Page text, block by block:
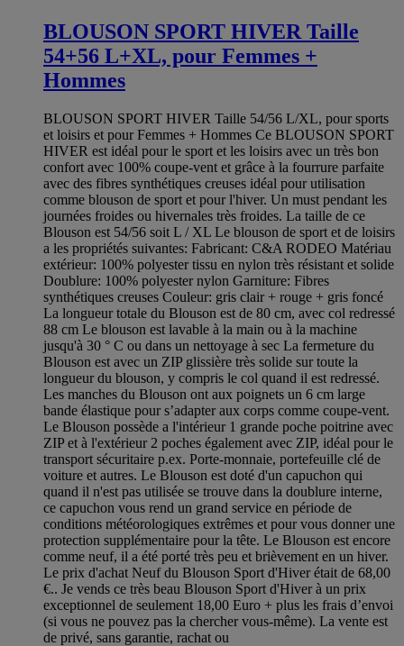
BLOUSON SPORT HIVER Taille
54+56 L+XL, pour Femmes +
Hommes
BLOUSON SPORT HIVER Taille 54/56 L/XL, pour sports
et loisirs et pour Femmes + Hommes Ce BLOUSON SPORT
HIVER est idéal pour le sport et les loisirs avec un très bon
confort avec 100% coupe-vent et grâce à la fourrure parfaite
avec des fibres synthétiques creuses idéal pour utilisation
comme blouson de sport et pour l'hiver. Un must pendant les
journées froides ou hivernales très froides. La taille de ce
Blouson est 54/56 soit L / XL Le blouson de sport et de loisirs
a les propriétés suivantes: Fabricant: C&A RODEO Matériau
extérieur: 100% polyester tissu en nylon très résistant et solide
Doublure: 100% polyester nylon Garniture: Fibres
synthétiques creuses Couleur: gris clair + rouge + gris foncé
La longueur totale du Blouson est de 80 cm, avec col redressé
88 cm Le blouson est lavable à la main ou à la machine
jusqu'à 30 ° C ou dans un nettoyage à sec La fermeture du
Blouson est avec un ZIP glissière très solide sur toute la
longueur du blouson, y compris le col quand il est redressé.
Les manches du Blouson ont aux poignets un 6 cm large
bande élastique pour s’adapter aux corps comme coupe-vent.
Le Blouson possède a l'intérieur 1 grande poche poitrine avec
ZIP et à l'extérieur 2 poches également avec ZIP, idéal pour le
transport sécuritaire p.ex. Porte-monnaie, portefeuille clé de
voiture et autres. Le Blouson est doté d'un capuchon qui
quand il n'est pas utilisée se trouve dans la doublure interne,
ce capuchon vous rend un grand service en période de
conditions météorologiques extrêmes et pour vous donner une
protection supplémentaire pour la tête. Le Blouson est encore
comme neuf, il a été porté très peu et brièvement en un hiver.
Le prix d'achat Neuf du Blouson Sport d'Hiver était de 68,00
€.. Je vends ce très beau Blouson Sport d'Hiver à un prix
exceptionnel de seulement 18,00 Euro + plus les frais d’envoi
(si vous ne pouvez pas la chercher vous-même). La vente est
de privé, sans garantie, rachat ou